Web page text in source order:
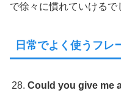
で徐々に慣れていけるで
日常でよく使うフレ
Could you give me